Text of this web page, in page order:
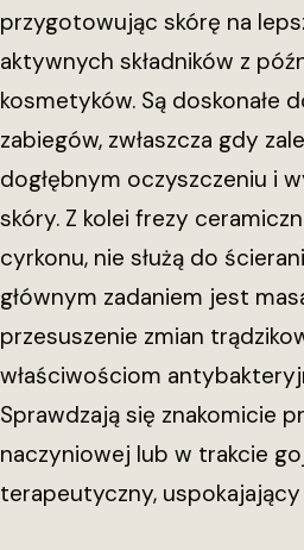
przygotowując skórę na
aktywnych składników z
kosmetyków. Są doskonałe
zabiegów, zwłaszcza gdy
dogłębnym oczyszczeniu i
skóry. Z kolei frezy
cyrkonu, nie służą do
głównym zadaniem jest
przesuszenie zmian
właściwościom
Sprawdzają się znakomicie
naczyniowej lub w trakcie
terapeutyczny,